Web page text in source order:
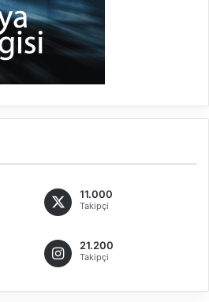
11.000
Takipçi
21.200
Takipçi